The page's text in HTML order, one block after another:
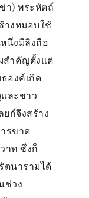
า) พระหัตถ์
างหมอบใช้
นึ่งมีลิงถือ
สำคัญตั้งแต่
องค์เกิด
ละชาว
ก์จึงสร้าง
รขาด
าท ซึ่งก็
ตนารามได้
ช่วง